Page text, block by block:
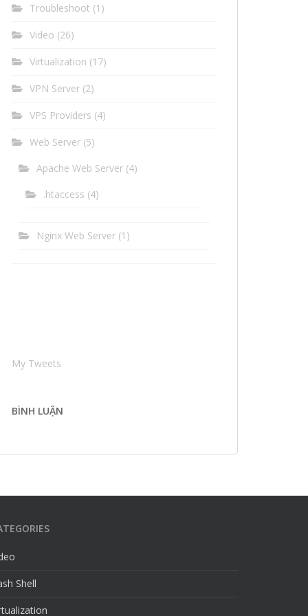
Troubleshoot (1)
Video (26)
Virtualization (17)
VPN Server (2)
VPS Providers (4)
Web Server (5)
Apache Web Server (4)
.htaccess (4)
Nginx Web Server (1)
My Tweets
BÌNH LUẬN
Shell